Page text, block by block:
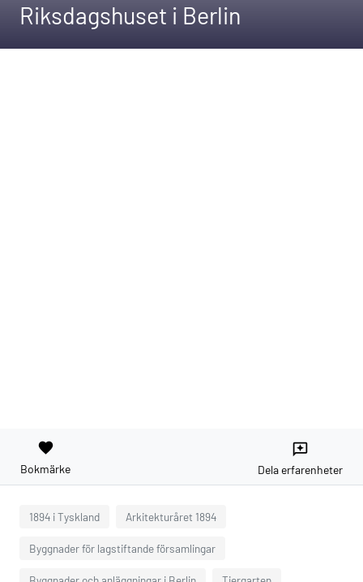
Riksdagshuset i Berlin
favorite
Bokmärke
reviews
Dela erfarenheter
1894 i Tyskland Arkitekturåret 1894
Byggnader för lagstiftande församlingar